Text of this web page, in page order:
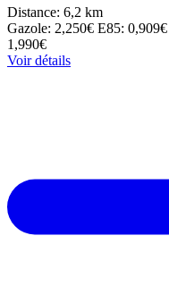
Distance: 6,2 km
Gazole: 2,250€ E85: 0,909€
1,990€
Voir détails